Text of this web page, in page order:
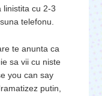
linistita cu 2-3
telefonu.
te anunta ca
sa vii cu niste
you can say
putin,